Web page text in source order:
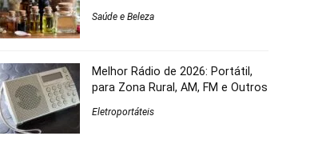
Saúde e Beleza
Melhor Rádio de 2026: Portátil,
para Zona Rural, AM, FM e Outros
Eletroportáteis